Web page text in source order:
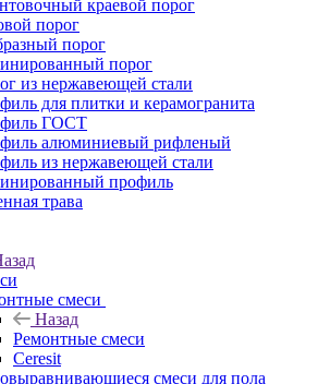
краевой порог
порог
порог
порог
из нержавеющей стали
для плитки и керамогранита
ГОСТ
алюминиевый рифленый
из нержавеющей стали
профиль
трава
смеси
Назад
Ремонтные смеси
Ceresit
смеси для пола